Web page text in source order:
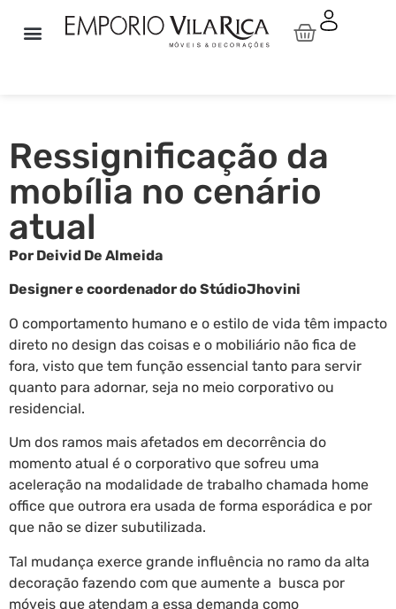
Ressignificação da
mobília no cenário
atual
Por Deivid De Almeida
Designer e coordenador do StúdioJhovini
O comportamento humano e o estilo de vida têm impacto
direto no design das coisas e o mobiliário não fica de
fora, visto que tem função essencial tanto para servir
quanto para adornar, seja no meio corporativo ou
residencial.
Um dos ramos mais afetados em decorrência do
momento atual é o corporativo que sofreu uma
aceleração na modalidade de trabalho chamada home
office que outrora era usada de forma esporádica e por
que não se dizer subutilizada.
Tal mudança exerce grande influência no ramo da alta
decoração fazendo com que aumente a busca por
móveis que atendam a essa demanda como